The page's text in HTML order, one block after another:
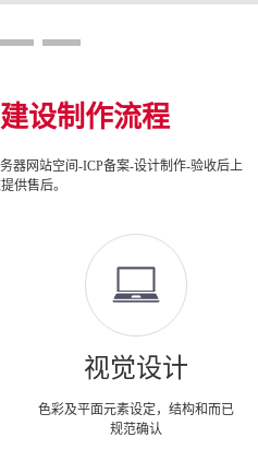
设制作流程
器网站空间-ICP备案-设计制作-验收后上
供售后。
视觉设计
色彩及平面元素设定，结构和而已
规范确认